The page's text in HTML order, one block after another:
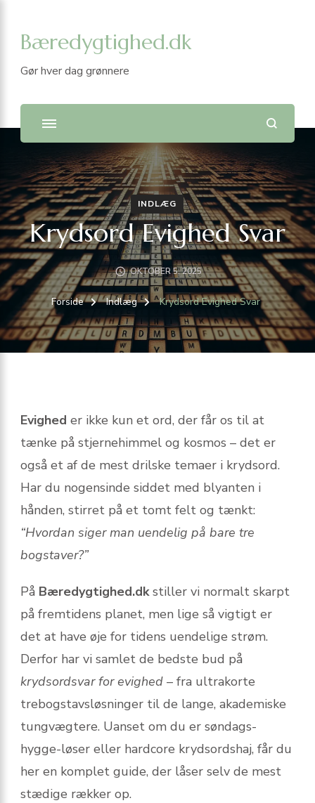
Bæredygtighed.dk
Gør hver dag grønnere
INDLÆG
Krydsord Evighed Svar
OKTOBER 5, 2025
Forside Indlæg Krydsord Evighed Svar
Evighed er ikke kun et ord, der får os til at
tænke på stjernehimmel og kosmos – det er
også et af de mest drilske temaer i krydsord.
Har du nogensinde siddet med blyanten i
hånden, stirret på et tomt felt og tænkt:
“Hvordan siger man uendelig på bare tre
bogstaver?”
På Bæredygtighed.dkstiller vi normalt skarpt
på fremtidens planet, men lige så vigtigt er
det at have øje for tidens uendelige strøm.
Derfor har vi samlet de bedste bud på
krydsordsvar for evighed – fra ultrakorte
trebogstavsløsninger til de lange, akademiske
tungvægtere. Uanset om du er søndags-
hygge-løser eller hardcore krydsordshaj, får du
her en komplet guide, der låser selv de mest
stædige rækker op.